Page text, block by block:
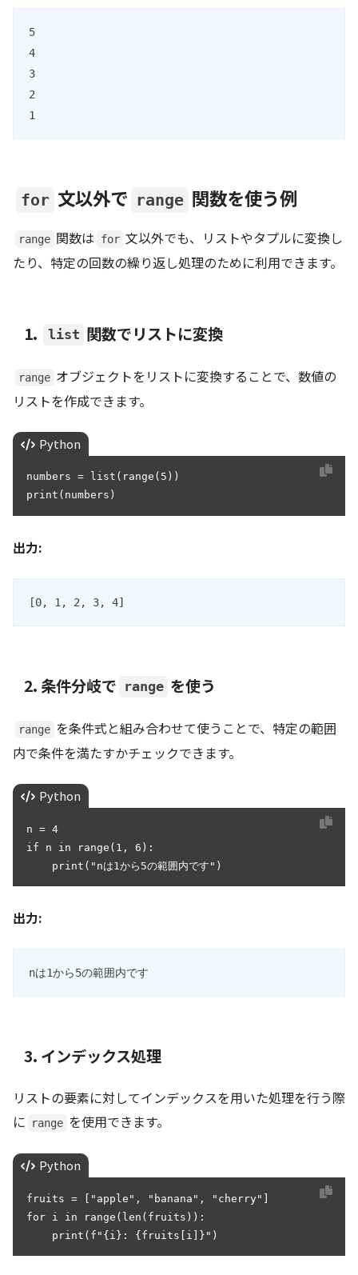
5
4
3
2
1
for 文以外で range 関数を使う例
range 関数は for 文以外でも、リストやタプルに変換し
たり、特定の回数の繰り返し処理のために利用できます。
1. list 関数でリストに変換
range オブジェクトをリストに変換することで、数値の
リストを作成できます。
Python
numbers = list(range(5))
print(numbers)
出力:
[0, 1, 2, 3, 4]
2. 条件分岐で range を使う
range を条件式と組み合わせて使うことで、特定の範囲
内で条件を満たすかチェックできます。
Python
n = 4
if n in range(1, 6):
    print("nは1から5の範囲内です")
出力:
nは1から5の範囲内です
3. インデックス処理
リストの要素に対してインデックスを用いた処理を行う際
に
range を使用できます。
Python
fruits = ["apple", "banana", "cherry"]
for i in range(len(fruits)):
    print(f"{i}: {fruits[i]}")